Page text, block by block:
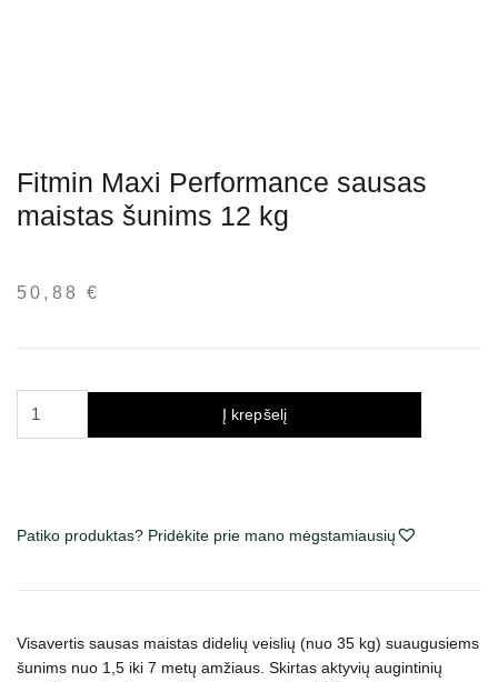
Fitmin Maxi Performance sausas
maistas šunims 12 kg
50,88€
sausas
kg
Į krepšelį
Patiko produktas? Pridėkite prie mano mėgstamiausių
Visavertis sausas maistas didelių veislių (nuo 35 kg) suaugusiems
šunims nuo 1,5 iki 7 metų amžiaus. Skirtas aktyvių augintinių